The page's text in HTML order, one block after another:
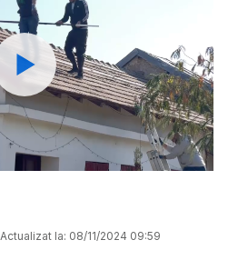
Watch
Actualizat la: 08/11/2024 09:59